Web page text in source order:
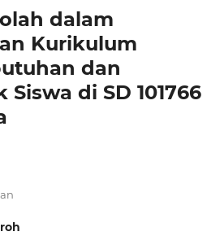
dalam
Kurikulum
dan
di SD 101766